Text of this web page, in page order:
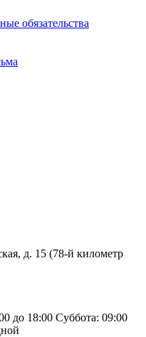
обязательства
д. 15 (78-й километр
до 18:00 Суббота: 09:00